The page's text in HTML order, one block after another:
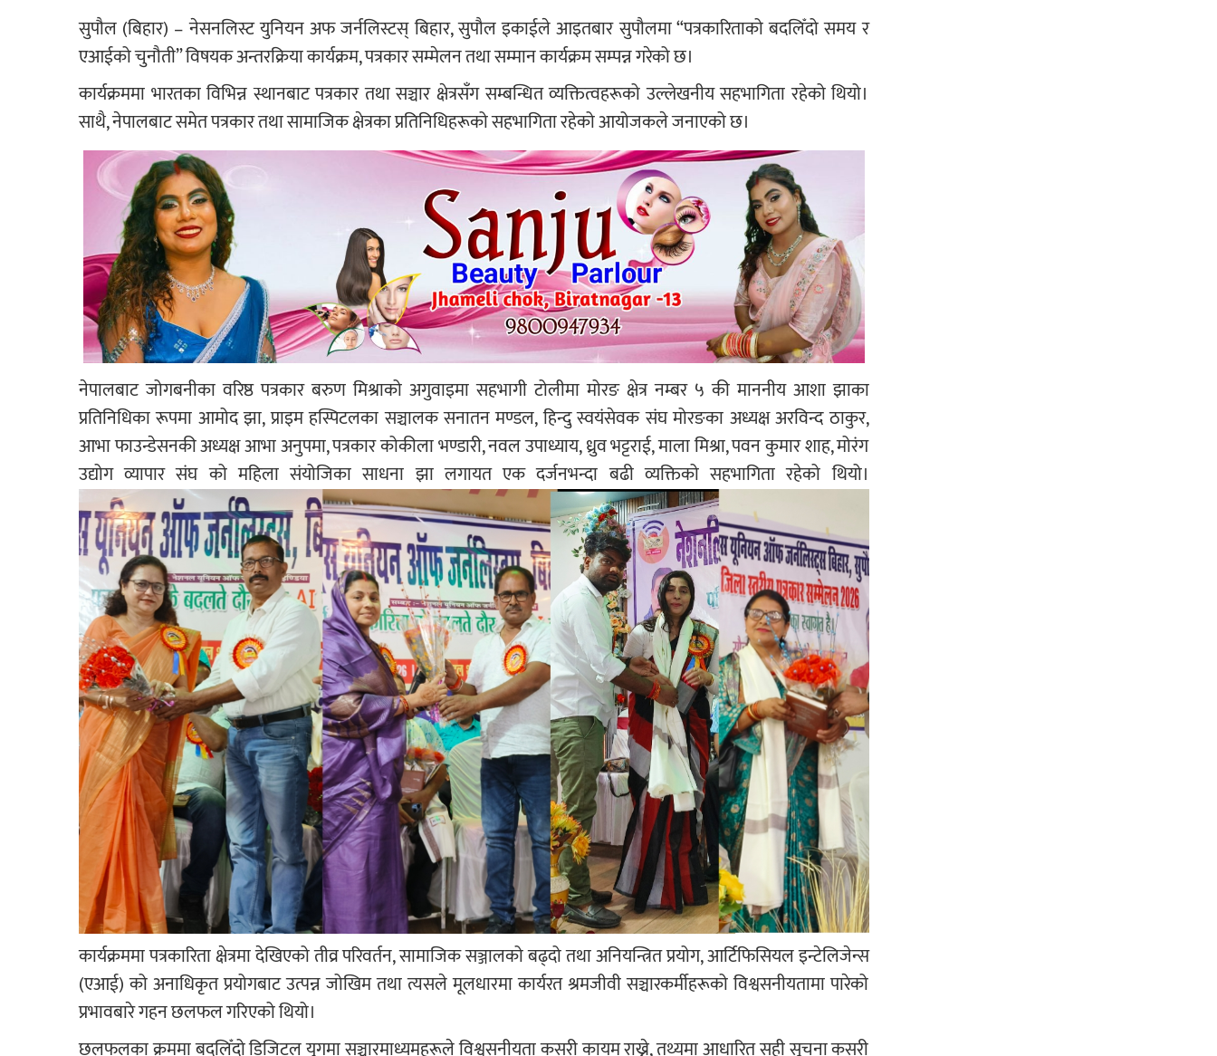
सुपौल (बिहार) – नेसनलिस्ट युनियन अफ जर्नलिस्टस् बिहार, सुपौल इकाईले आइतबार सुपौलमा “पत्रकारिताको बदलिँदो समय र
एआईको चुनौती” विषयक अन्तरक्रिया कार्यक्रम, पत्रकार सम्मेलन तथा सम्मान कार्यक्रम सम्पन्न गरेको छ।
कार्यक्रममा भारतका विभिन्न स्थानबाट पत्रकार तथा सञ्चार क्षेत्रसँग सम्बन्धित व्यक्तित्वहरूको उल्लेखनीय सहभागिता रहेको थियो।
साथै, नेपालबाट समेत पत्रकार तथा सामाजिक क्षेत्रका प्रतिनिधिहरूको सहभागिता रहेको आयोजकले जनाएको छ।
नेपालबाट जोगबनीका वरिष्ठ पत्रकार बरुण मिश्राको अगुवाइमा सहभागी टोलीमा मोरङ क्षेत्र नम्बर ५ की माननीय आशा झाका
प्रतिनिधिका रूपमा आमोद झा, प्राइम हस्पिटलका सञ्चालक सनातन मण्डल, हिन्दु स्वयंसेवक संघ मोरङका अध्यक्ष अरविन्द ठाकुर,
आभा फाउन्डेसनकी अध्यक्ष आभा अनुपमा, पत्रकार कोकीला भण्डारी, नवल उपाध्याय, ध्रुव भट्टराई, माला मिश्रा, पवन कुमार शाह, मोरंग
उद्योग व्यापार संघ को महिला संयोजिका साधना झा लगायत एक दर्जनभन्दा बढी व्यक्तिको सहभागिता रहेको थियो।
कार्यक्रममा पत्रकारिता क्षेत्रमा देखिएको तीव्र परिवर्तन, सामाजिक सञ्जालको बढ्दो तथा अनियन्त्रित प्रयोग, आर्टिफिसियल इन्टेलिजेन्स
(एआई) को अनाधिकृत प्रयोगबाट उत्पन्न जोखिम तथा त्यसले मूलधारमा कार्यरत श्रमजीवी सञ्चारकर्मीहरूको विश्वसनीयतामा पारेको
प्रभावबारे गहन छलफल गरिएको थियो।
छलफलका क्रममा बदलिँदो डिजिटल युगमा सञ्चारमाध्यमहरूले विश्वसनीयता कसरी कायम राख्ने, तथ्यमा आधारित सही सूचना कसरी